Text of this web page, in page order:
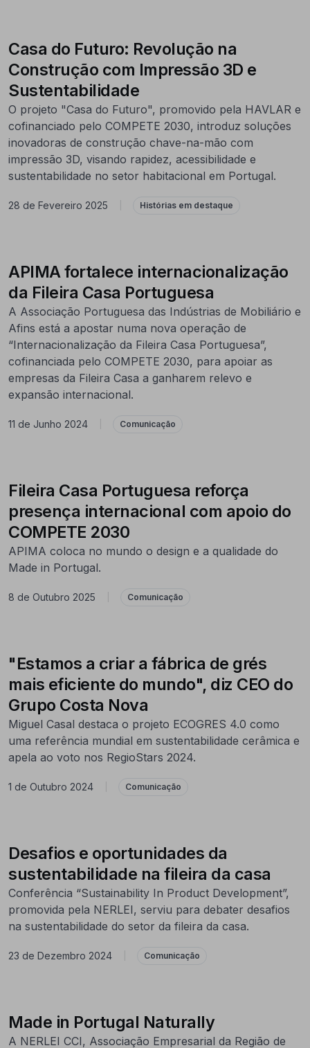
Casa do Futuro: Revolução na
Construção com Impressão 3D e
Sustentabilidade
O projeto "Casa do Futuro", promovido pela HAVLAR e
cofinanciado pelo COMPETE 2030, introduz soluções
inovadoras de construção chave-na-mão com
impressão 3D, visando rapidez, acessibilidade e
sustentabilidade no setor habitacional em Portugal.
28 de Fevereiro 2025 Histórias em destaque
APIMA fortalece internacionalização
da Fileira Casa Portuguesa
A Associação Portuguesa das Indústrias de Mobiliário e
Afins está a apostar numa nova operação de
“Internacionalização da Fileira Casa Portuguesa”,
cofinanciada pelo COMPETE 2030, para apoiar as
empresas da Fileira Casa a ganharem relevo e
expansão internacional.
11 de Junho 2024 Comunicação
Fileira Casa Portuguesa reforça
presença internacional com apoio do
COMPETE 2030
APIMA coloca no mundo o design e a qualidade do
Made in Portugal.
8 de Outubro 2025 Comunicação
"Estamos a criar a fábrica de grés
mais eficiente do mundo", diz CEO do
Grupo Costa Nova
Miguel Casal destaca o projeto ECOGRES 4.0 como
uma referência mundial em sustentabilidade cerâmica e
apela ao voto nos RegioStars 2024.
1 de Outubro 2024 Comunicação
Desafios e oportunidades da
sustentabilidade na fileira da casa
Conferência “Sustainability In Product Development”,
promovida pela NERLEI, serviu para debater desafios
na sustentabilidade do setor da fileira da casa.
23 de Dezembro 2024 Comunicação
Made in Portugal Naturally
A NERLEI CCI, Associação Empresarial da Região de